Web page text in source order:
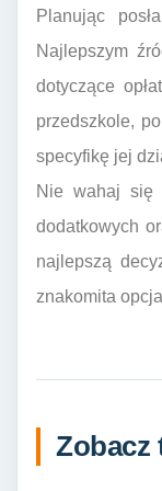
Planując
Najlepszym
dotyczące
przedszkole,
specyfikę jej
Nie wahaj się
dodatkowych
najlepszą
znakomita
Zobacz